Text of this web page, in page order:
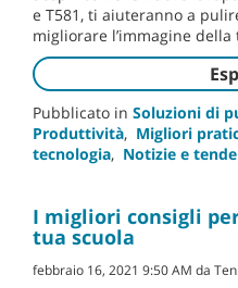
e T581, ti aiuteranno a
migliorare l’immagine
Pubblicato in Soluzioni di
Produttività, Migliori
tecnologia, Notizie e
I migliori consigli
tua scuola
febbraio 16, 2021 9:50 AM da